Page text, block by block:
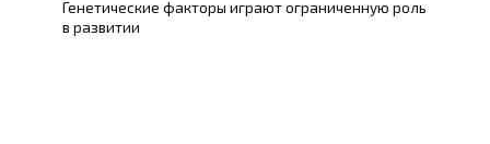
Генетические факторы играют ограниченную роль
в развитии